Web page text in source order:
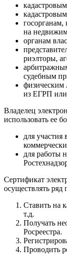
госорганам,
на
органам
риэлторы,
судебным
из ЕГРП
Владелец
использовать ее
для участия
для
Сертификат
осуществлять ряд
Ставить на
т.д.
Получать
Росреестра.
Проводить